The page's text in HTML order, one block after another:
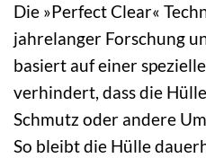
Die »Perfect Clear«
jahrelanger Forschung
basiert auf einer
verhindert, dass die
Schmutz oder andere
So bleibt die Hülle